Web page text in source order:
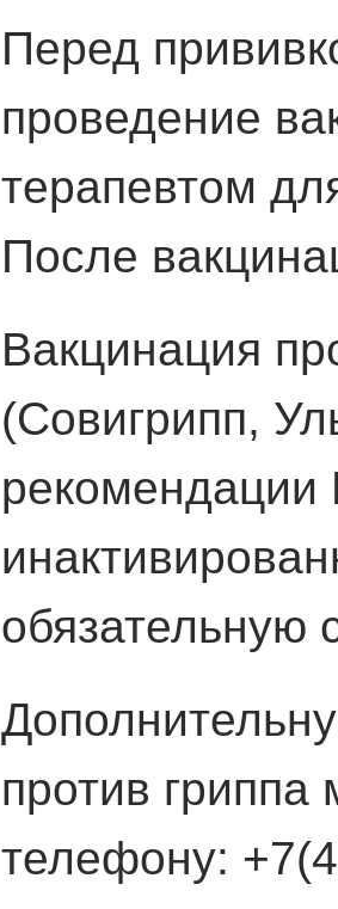
Перед
проведение
терапевтом
После
акцинация
(Совигрипп,
обязательную
против гриппа
телефону: